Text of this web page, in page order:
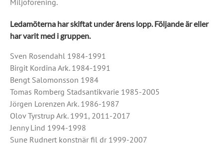
Miljöförening.
Ledamöterna har skiftat under årens lopp. Följande är eller
har varit med i gruppen.
Sven Rosendahl 1984-1991
Birgit Kordina Ark. 1984-1991
Bengt Salomonsson 1984
Tomas Romberg Stadsantikvarie 1985-2005
Jörgen Lorenzen Ark. 1986-1987
Olov Tyrstrup Ark. 1991, 2011-2017
Jenny Lind 1994-1998
Sune Rudnert konstnär fil dr 1999-2007